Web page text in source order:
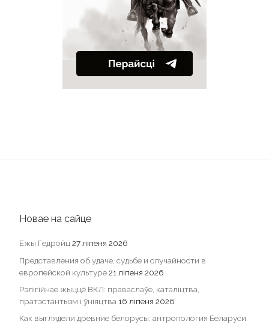
Новае на сайце
Ежы Гедройц 27 ліпеня 2026
Представления об удаче, судьбе и случайности в
европейской культуре21 ліпеня 2026
Рэлігійнае жыццё ВКЛ: праваслаўе, каталіцтва,
пратэстантызм і ўніяцтва 16 ліпеня 2026
Как выглядели древние белорусы: антропология Беларуси